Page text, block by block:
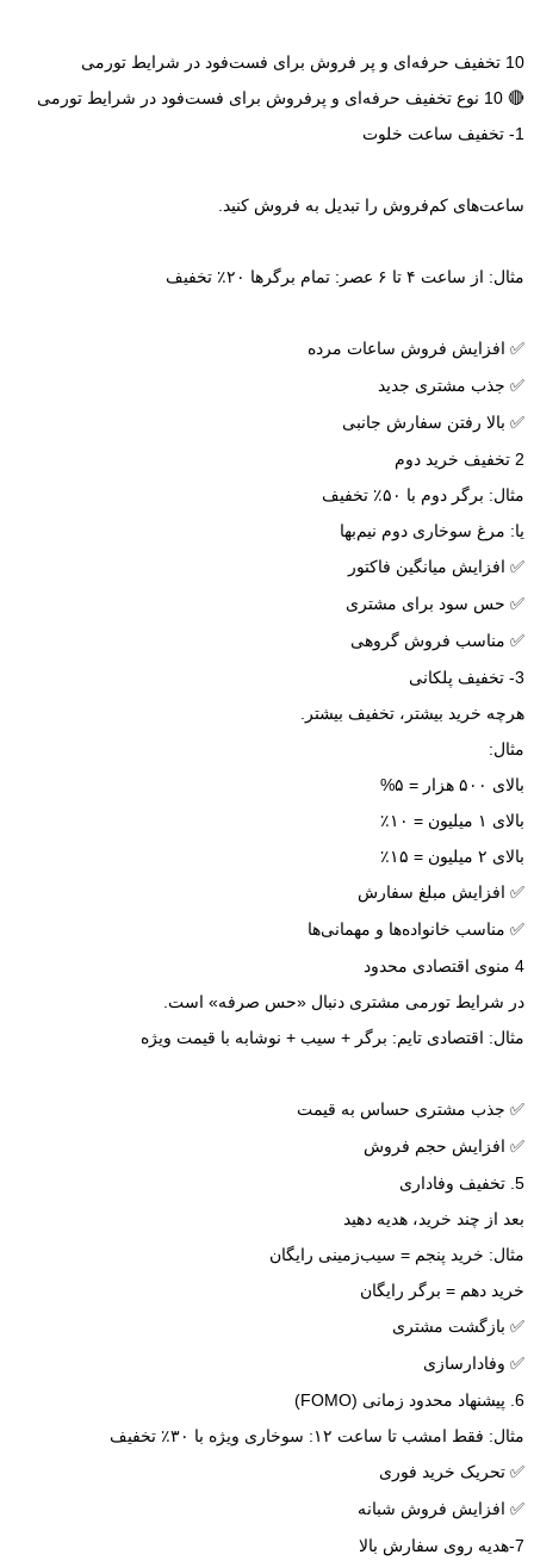
10 تخفیف حرفه‌ای و پر فروش برای فست‌فود در شرایط تورمی
🔴 10 نوع تخفیف حرفه‌ای و پرفروش برای فست‌فود در شرایط تورمی
1- تخفیف ساعت خلوت
ساعت‌های کم‌فروش را تبدیل به فروش کنید.
مثال: از ساعت ۴ تا ۶ عصر: تمام برگرها ۲۰٪ تخفیف
✅ افزایش فروش ساعات مرده
✅ جذب مشتری جدید
✅ بالا رفتن سفارش جانبی
2 تخفیف خرید دوم
مثال: برگر دوم با ۵۰٪ تخفیف
یا: مرغ سوخاری دوم نیم‌بها
✅ افزایش میانگین فاکتور
✅ حس سود برای مشتری
✅ مناسب فروش گروهی
3- تخفیف پلکانی
هرچه خرید بیشتر، تخفیف بیشتر.
مثال:
بالای ۵۰۰ هزار = ۵%
بالای ۱ میلیون = ۱۰٪
بالای ۲ میلیون = ۱۵٪
✅ افزایش مبلغ سفارش
✅ مناسب خانواده‌ها و مهمانی‌ها
4 منوی اقتصادی محدود
در شرایط تورمی مشتری دنبال «حس صرفه» است.
مثال: اقتصادی تایم: برگر + سیب + نوشابه با قیمت ویژه
✅ جذب مشتری حساس به قیمت
✅ افزایش حجم فروش
5. تخفیف وفاداری
بعد از چند خرید، هدیه دهید
مثال: خرید پنجم = سیب‌زمینی رایگان
خرید دهم = برگر رایگان
✅ بازگشت مشتری
✅ وفادارسازی
6. پیشنهاد محدود زمانی (FOMO)
مثال: فقط امشب تا ساعت ۱۲: سوخاری ویژه با ۳۰٪ تخفیف
✅ تحریک خرید فوری
✅ افزایش فروش شبانه
7-هدیه روی سفارش بالا